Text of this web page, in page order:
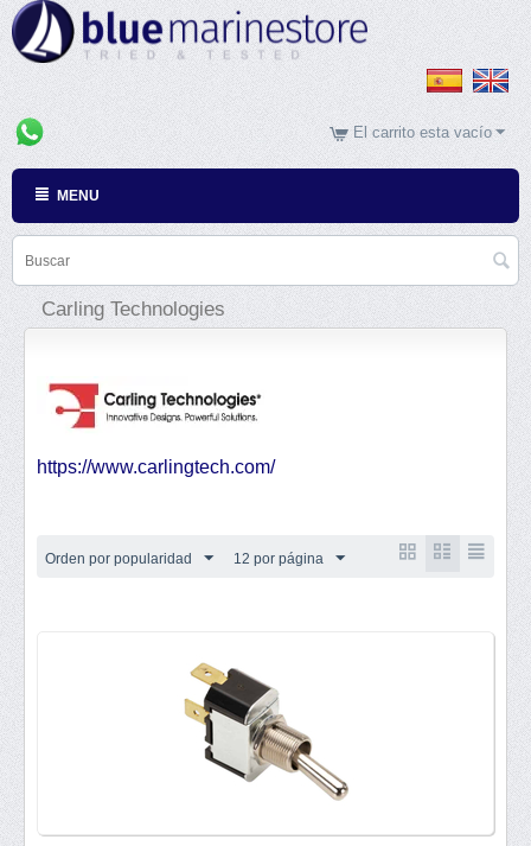
El carrito esta vacío
MENU
Carling Technologies
https://www.carlingtech.com/
Orden por popularidad 12 por página